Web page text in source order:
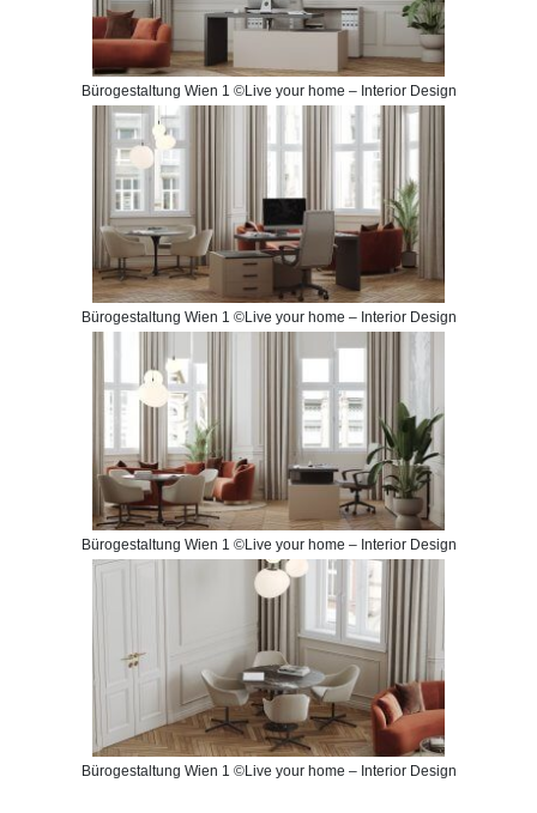
Bürogestaltung Wien 1 ©Live your home – Interior Design
Bürogestaltung Wien 1 ©Live your home – Interior Design
Bürogestaltung Wien 1 ©Live your home – Interior Design
Bürogestaltung Wien 1 ©Live your home – Interior Design